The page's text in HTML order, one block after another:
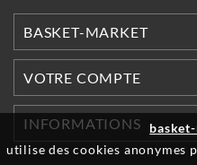
utilise des cookies anonymes
BASKET-MARKET
VOTRE COMPTE
INFORMATIONS